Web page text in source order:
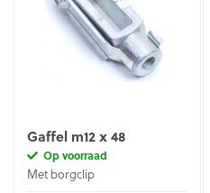
Gaffel m12 x 48
Op voorraad
Met borgclip